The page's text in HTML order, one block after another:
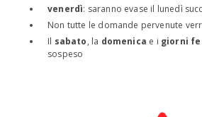
venerdì: saranno evase il lunedì
Non tutte le domande pervenute
Il sabato, la domenica e i giorni
sospeso